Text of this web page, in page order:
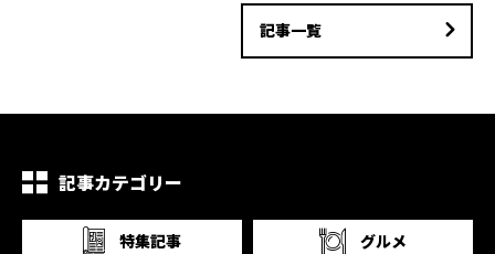
記事一覧
記事カテゴリー
特集記事 グルメ